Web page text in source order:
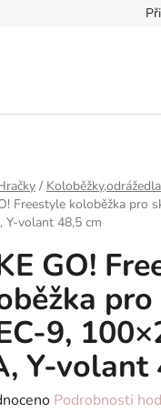
Formulář pro
/
Freestyle koloběžka pro
Y-volant 48,5 cm
GO!
9,
Y-volant
Podrobnosti